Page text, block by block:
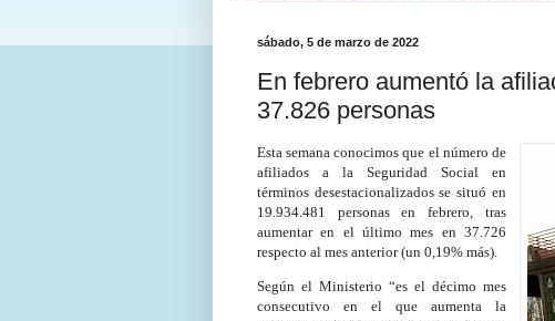
sábado, 5 de marzo de 2022
En febrero aumentó la
37.826 personas
Esta semana conocimos que el número de
afiliados a la Seguridad Social en
términos desestacionalizados se situó en
19.934.481 personas en febrero, tras
aumentar en el último mes en 37.726
respecto al mes anterior (un 0,19% más).
Según el Ministerio “es el décimo mes
consecutivo en el que aumenta la